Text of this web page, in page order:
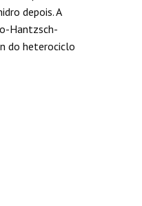
depois. A
Hantzsch-
do heterociclo